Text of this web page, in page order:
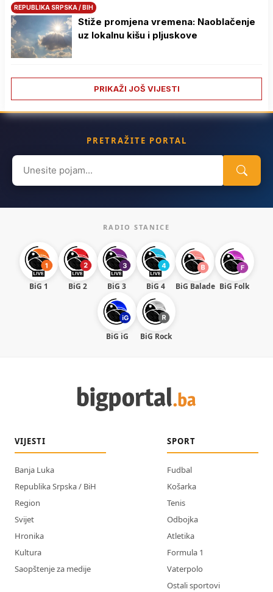
REPUBLIKA SRPSKA / BIH
Stiže promjena vremena: Naoblačenje
uz lokalnu kišu i pljuskove
PRIKAŽI JOŠ VIJESTI
PRETRAŽITE PORTAL
Search
for:
RADIO STANICE
BiG 1 BiG 2 BiG 3 BiG 4 BiG Balade BiG Folk
BiG iG BiG Rock
VIJESTI
Banja Luka
Republika Srpska / BiH
Region
Svijet
Hronika
Kultura
Saopštenje za medije
SPORT
Fudbal
Košarka
Tenis
Odbojka
Atletika
Formula 1
Vaterpolo
Ostali sportovi